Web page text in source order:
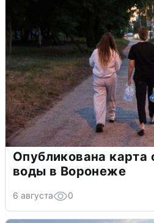
Опубликована карта
воды в Воронеже
6 августа 0